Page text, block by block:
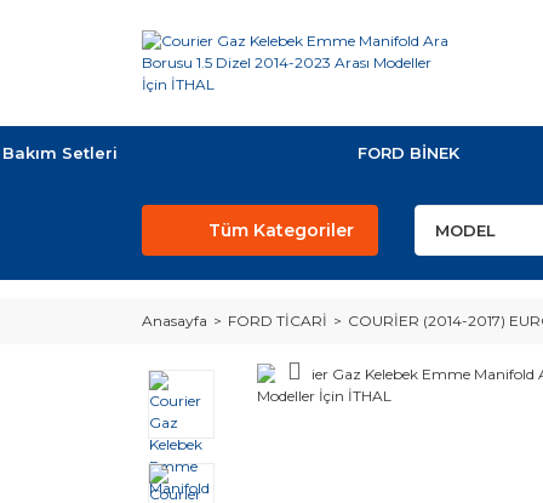
Bakım Setleri FORD BİNEK
Tüm Kategoriler
Anasayfa FORD TİCARİ COURİER (2014-2017)